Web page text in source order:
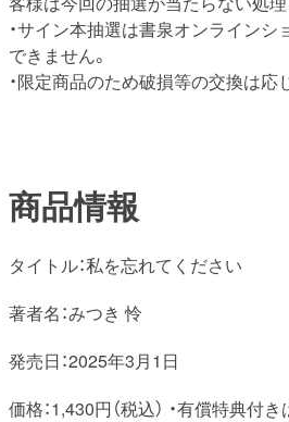
・サイン本抽選は書泉オンライン
できません。
・限定商品のため破損等の交換は応
商品情報
タイトル：私を忘れてください
著者名：みつき 怜
発売日：2025年3月1日
価格：1,430円（税込） ・有償特典付き